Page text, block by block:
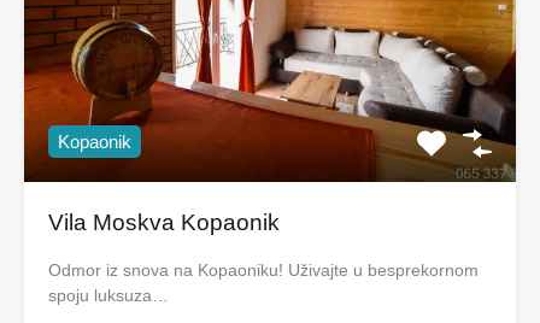
Kopaonik
Vila Moskva Kopaonik
Odmor iz snova na Kopaoniku! Uživajte u besprekornom
spoju luksuza…